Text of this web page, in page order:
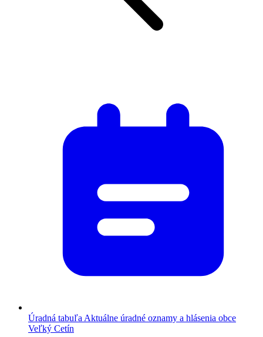
Úradná tabuľa Aktuálne úradné oznamy a hlásenia obce
Veľký Cetín